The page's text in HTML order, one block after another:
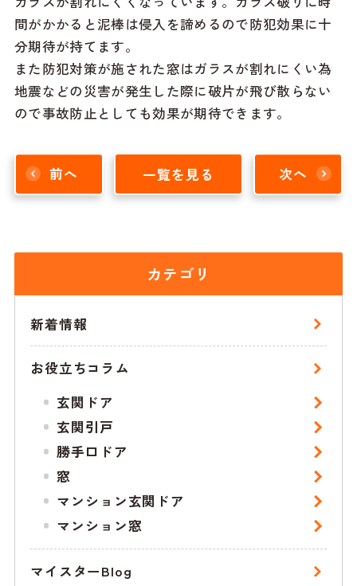
間がかかると泥棒は侵入を諦めるので防犯効果に十
分期待が持てます。
また防犯対策が施された窓はガラスが割れにくい為
地震などの災害が発生した際に破片が飛び散らない
ので事故防止としても効果が期待できます。
前へ 一覧を見る 次へ
カテゴリ
新着情報
お役立ちコラム
玄関ドア
玄関引戸
勝手口ドア
窓
マンション玄関ドア
マンション窓
マイスターBlog